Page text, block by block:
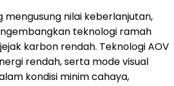
mengusung nilai keberlanjutan,
teknologi ramah
karbon rendah. Teknologi AOV
rendah, serta mode visual
kondisi minim cahaya,